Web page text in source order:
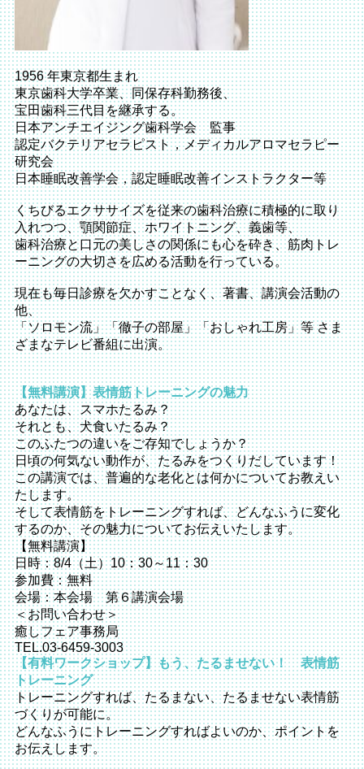
1956 年東京都生まれ
東京歯科大学卒業、同保存科勤務後、
宝田歯科三代目を継承する。
日本アンチエイジング歯科学会 監事
認定バクテリアセラピスト，メディカルアロマセラピー
研究会
日本睡眠改善学会，認定睡眠改善インストラクター等
くちびるエクササイズを従来の歯科治療に積極的に取り
入れつつ、顎関節症、ホワイトニング、義歯等、
歯科治療と口元の美しさの関係にも心を砕き、筋肉トレ
ーニングの大切さを広める活動を行っている。
現在も毎日診療を欠かすことなく、著書、講演会活動の
他、
「ソロモン流」「徹子の部屋」「おしゃれ工房」等 さま
ざまなテレビ番組に出演。
【無料講演】表情筋トレーニングの魅力
あなたは、スマホたるみ？
それとも、犬食いたるみ？
このふたつの違いをご存知でしょうか？
日頃の何気ない動作が、たるみをつくりだしています！
この講演では、普遍的な老化とは何かについてお教えい
たします。
そして表情筋をトレーニングすれば、どんなふうに変化
するのか、その魅力についてお伝えいたします。
【無料講演】
日時：8/4（土）10：30～11：30
参加費：無料
会場：本会場 第６講演会場
＜お問い合わせ＞
癒しフェア事務局
TEL.03-6459-3003
【有料ワークショップ】もう、たるませない！ 表情筋
トレーニング
トレーニングすれば、たるまない、たるませない表情筋
づくりが可能に。
どんなふうにトレーニングすればよいのか、ポイントを
お伝えします。